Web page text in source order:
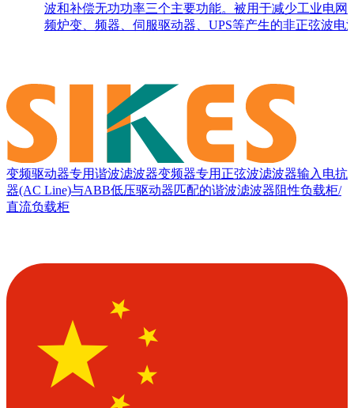
波和补偿无功功率三个主要功能。被用于减少工业电网
频炉变、频器、伺服驱动器、UPS等产生的非正弦波电
变频驱动器专用谐波滤波器变频器专用正弦波滤波器输入电抗
器(AC Line)与ABB低压驱动器匹配的谐波滤波器阻性负载柜/
直流负载柜